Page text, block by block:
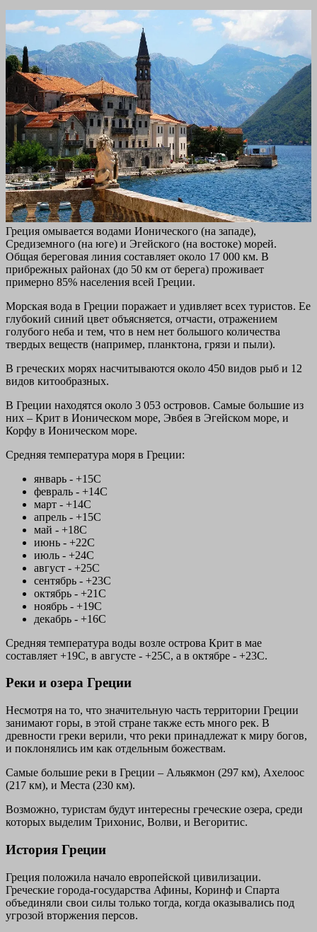
Греция омывается водами Ионического (на западе),
Средиземного (на юге) и Эгейского (на востоке) морей.
Общая береговая линия составляет около 17 000 км. В
прибрежных районах (до 50 км от берега) проживает
примерно 85% населения всей Греции.
Морская вода в Греции поражает и удивляет всех туристов. Ее
глубокий синий цвет объясняется, отчасти, отражением
голубого неба и тем, что в нем нет большого количества
твердых веществ (например, планктона, грязи и пыли).
В греческих морях насчитываются около 450 видов рыб и 12
видов китообразных.
В Греции находятся около 3 053 островов. Самые большие из
них – Крит в Ионическом море, Эвбея в Эгейском море, и
Корфу в Ионическом море.
Средняя температура моря в Греции:
январь - +15С
февраль - +14С
март - +14С
апрель - +15С
май - +18С
июнь - +22С
июль - +24С
август - +25С
сентябрь - +23С
октябрь - +21С
ноябрь - +19С
декабрь - +16С
Средняя температура воды возле острова Крит в мае
составляет +19С, в августе - +25С, а в октябре - +23С.
Реки и озера Греции
Несмотря на то, что значительную часть территории Греции
занимают горы, в этой стране также есть много рек. В
древности греки верили, что реки принадлежат к миру богов,
и поклонялись им как отдельным божествам.
Самые большие реки в Греции – Альякмон (297 км), Ахелоос
(217 км), и Места (230 км).
Возможно, туристам будут интересны греческие озера, среди
которых выделим Трихонис, Волви, и Вегоритис.
История Греции
Греция положила начало европейской цивилизации.
Греческие города-государства Афины, Коринф и Спарта
объединяли свои силы только тогда, когда оказывались под
угрозой вторжения персов.